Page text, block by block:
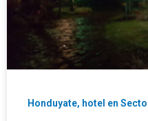
Honduyate, hotel en